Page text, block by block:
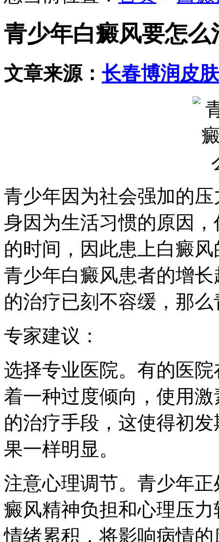
青少年白癜风要怎么
文章来源： 长春博润皮
青少年因为社会强加的
身因为生活习惯的原因
的时间，因此患上白癜
青少年白癜风患者的增
的治疗已刻不容缓，那
专家建议：
选择专业医院。有的医
着一种过度倾向，使用
的治疗手段，这使得初
果一样明显。
注意心理调节。青少年
癜风精神负担和心理压
情绪累积，将影响病情